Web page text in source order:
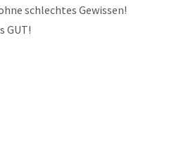
schlechtes Gewissen!
GUT!